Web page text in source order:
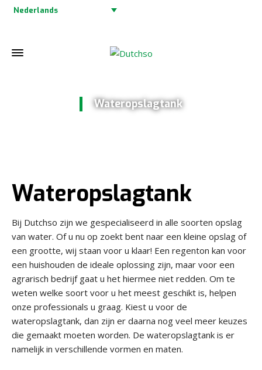
Nederlands
Wateropslagtank
Wateropslagtank
Bij Dutchso zijn we gespecialiseerd in alle soorten opslag
van water. Of u nu op zoekt bent naar een kleine opslag of
een grootte, wij staan voor u klaar! Een regenton kan voor
een huishouden de ideale oplossing zijn, maar voor een
agrarisch bedrijf gaat u het hiermee niet redden. Om te
weten welke soort voor u het meest geschikt is, helpen
onze professionals u graag. Kiest u voor de
wateropslagtank, dan zijn er daarna nog veel meer keuzes
die gemaakt moeten worden. De wateropslagtank is er
namelijk in verschillende vormen en maten.